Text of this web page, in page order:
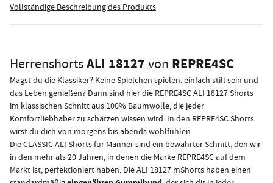
Vollständige Beschreibung des Produkts
HerrenshortsALI 18127 von REPRE4SC
Magst du die Klassiker? Keine Spielchen spielen, einfach still sein und
das Leben genießen? Dann sind hier die REPRE4SC ALI 18127 Shorts
im klassischen Schnitt aus 100% Baumwolle, die jeder
Komfortliebhaber zu schätzen wissen wird. In den REPRE4SC Shorts
wirst du dich von morgens bis abends wohlfühlen
Die CLASSIC ALI Shorts für Männer sind ein bewährter Schnitt, den wir
in den mehr als 20 Jahren, in denen die Marke REPRE4SC auf dem
Markt ist, perfektioniert haben. Die ALI 18127 mShorts haben einen